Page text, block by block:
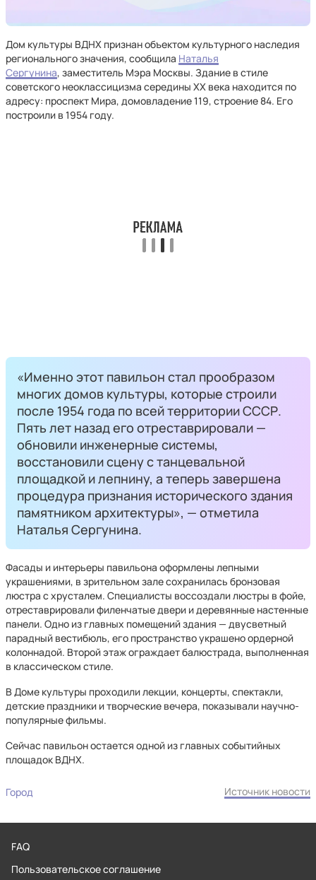
Дом культуры ВДНХ признан объектом культурного наследия
регионального значения, сообщила Наталья
Сергунина, заместитель Мэра Москвы. Здание в стиле
советского неоклассицизма середины ХХ века находится по
адресу: проспект Мира, домовладение 119, строение 84. Его
построили в 1954 году.
«Именно этот павильон стал прообразом
многих домов культуры, которые строили
после 1954 года по всей территории СССР.
Пять лет назад его отреставрировали —
обновили инженерные системы,
восстановили сцену с танцевальной
площадкой и лепнину, а теперь завершена
процедура признания исторического здания
памятником архитектуры», — отметила
Наталья Сергунина.
Фасады и интерьеры павильона оформлены лепными
украшениями, в зрительном зале сохранилась бронзовая
люстра с хрусталем. Специалисты воссоздали люстры в фойе,
отреставрировали филенчатые двери и деревянные настенные
панели. Одно из главных помещений здания — двусветный
парадный вестибюль, его пространство украшено ордерной
колоннадой. Второй этаж ограждает балюстрада, выполненная
в классическом стиле.
В Доме культуры проходили лекции, концерты, спектакли,
детские праздники и творческие вечера, показывали научно-
популярные фильмы.
Сейчас павильон остается одной из главных событийных
площадок ВДНХ.
Город Источник новости
FAQ
Пользовательское соглашение